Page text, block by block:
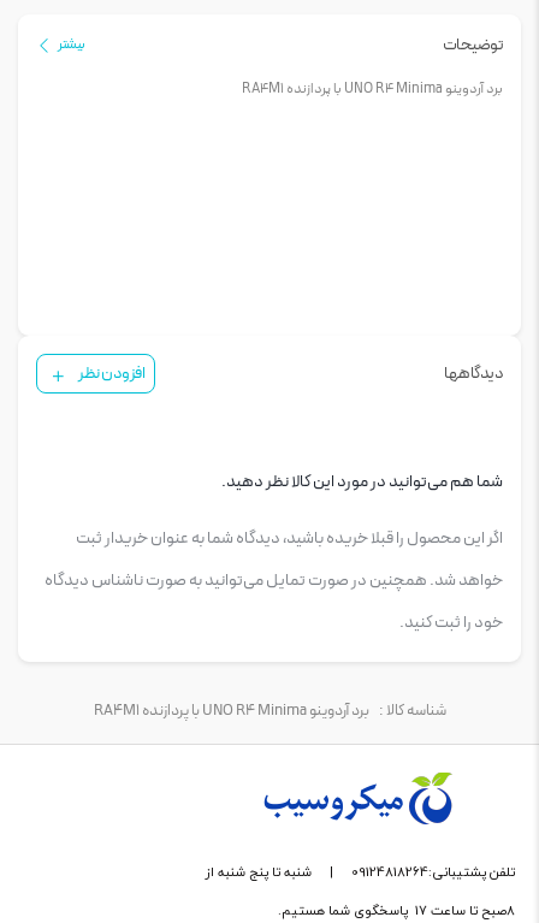
توضیحات بیشتر
برد آردوینو UNO R4 Minima با پردازنده RA4M1
دیدگاهها افزودن نظر
شما هم می‌توانید در مورد این کالا نظر دهید.
اگر این محصول را قبلا خریده باشید، دیدگاه شما به عنوان خریدار ثبت
خواهد شد. همچنین در صورت تمایل می‌توانید به صورت ناشناس دیدگاه
خود را ثبت کنید.
شناسه کالا : برد آردوینو UNO R4 Minima با پردازنده RA4M1
تلفن پشتیبانی:09124818264 |
شنبه تا پنج شنبه از
8صبح تا ساعت 17 پاسخگوی شما هستیم.